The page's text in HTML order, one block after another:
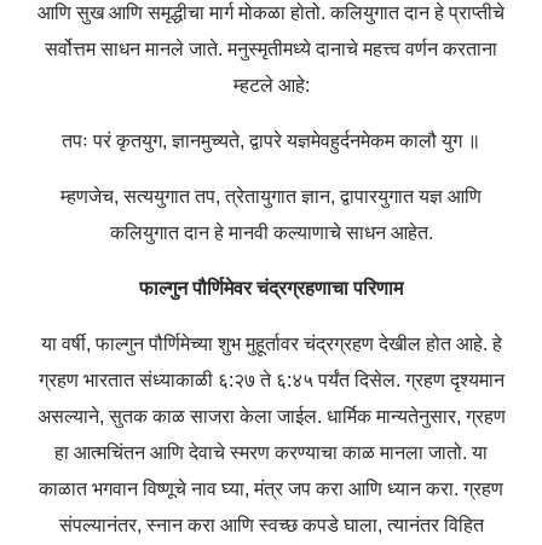
आणि सुख आणि समृद्धीचा मार्ग मोकळा होतो. कलियुगात दान हे प्राप्तीचे
सर्वोत्तम साधन मानले जाते. मनुस्मृतीमध्ये दानाचे महत्त्व वर्णन करताना
म्हटले आहे:
तपः परं कृतयुग, ज्ञानमुच्यते, द्वापरे यज्ञमेवहुर्दनमेकम कालौ युग ॥
म्हणजेच, सत्ययुगात तप, त्रेतायुगात ज्ञान, द्वापारयुगात यज्ञ आणि
कलियुगात दान हे मानवी कल्याणाचे साधन आहेत.
फाल्गुन पौर्णिमेवर चंद्रग्रहणाचा परिणाम
या वर्षी, फाल्गुन पौर्णिमेच्या शुभ मुहूर्तावर चंद्रग्रहण देखील होत आहे. हे
ग्रहण भारतात संध्याकाळी ६:२७ ते ६:४५ पर्यंत दिसेल. ग्रहण दृश्यमान
असल्याने, सुतक काळ साजरा केला जाईल. धार्मिक मान्यतेनुसार, ग्रहण
हा आत्मचिंतन आणि देवाचे स्मरण करण्याचा काळ मानला जातो. या
काळात भगवान विष्णूचे नाव घ्या, मंत्र जप करा आणि ध्यान करा. ग्रहण
संपल्यानंतर, स्नान करा आणि स्वच्छ कपडे घाला, त्यानंतर विहित